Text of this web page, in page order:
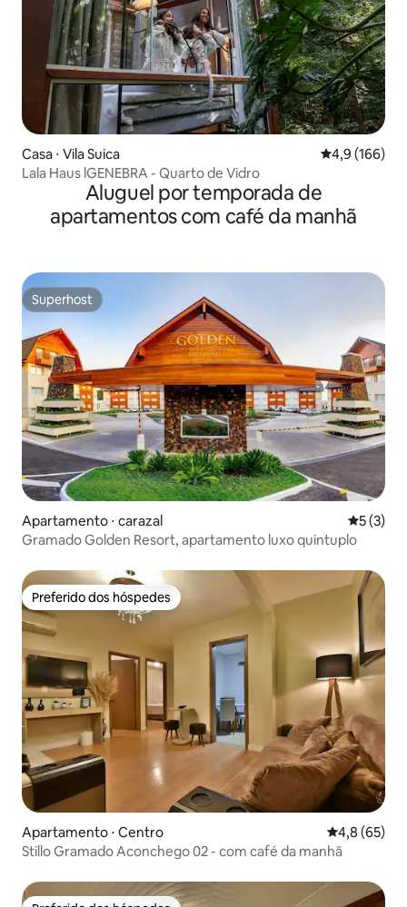
Casa ⋅ Vila Suica 4,9 de uma
4,9 (166)
Lala Haus lGENEBRA - Quarto de Vidro
Aluguel por temporada de
apartamentos com café da manhã
Superhost
Superhost
Apartamento ⋅ carazal 5 de
5 (3)
Gramado Golden Resort, apartamento luxo quintuplo
Preferido dos hóspedes
Preferido dos hóspedes
Apartamento ⋅ Centro 4,8 de uma
4,8 (65)
Stillo Gramado Aconchego 02 - com café da manhã